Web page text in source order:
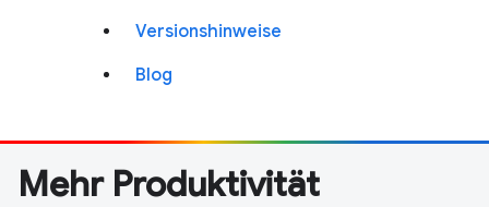
Versionshinweise
Blog
Mehr Produktivität